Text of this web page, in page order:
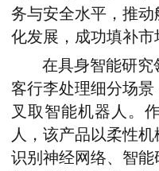
务与安全水平，推
化发展，成功填补市
在具身智能研究
客行李处理细分场
叉取智能机器人。
人，该产品以柔性
识别神经网络、智